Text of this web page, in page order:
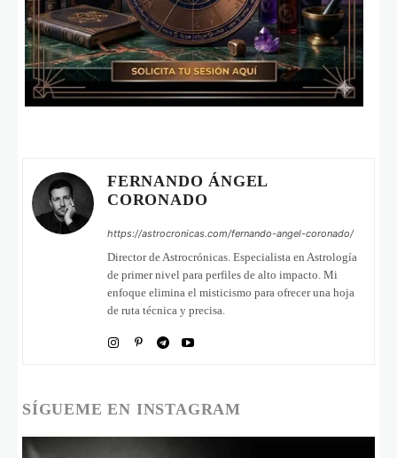
FERNANDO ÁNGEL
CORONADO
https://astrocronicas.com/fernando-angel-coronado/
Director de Astrocrónicas. Especialista en Astrología
de primer nivel para perfiles de alto impacto. Mi
enfoque elimina el misticismo para ofrecer una hoja
de ruta técnica y precisa.
SÍGUEME EN INSTAGRAM